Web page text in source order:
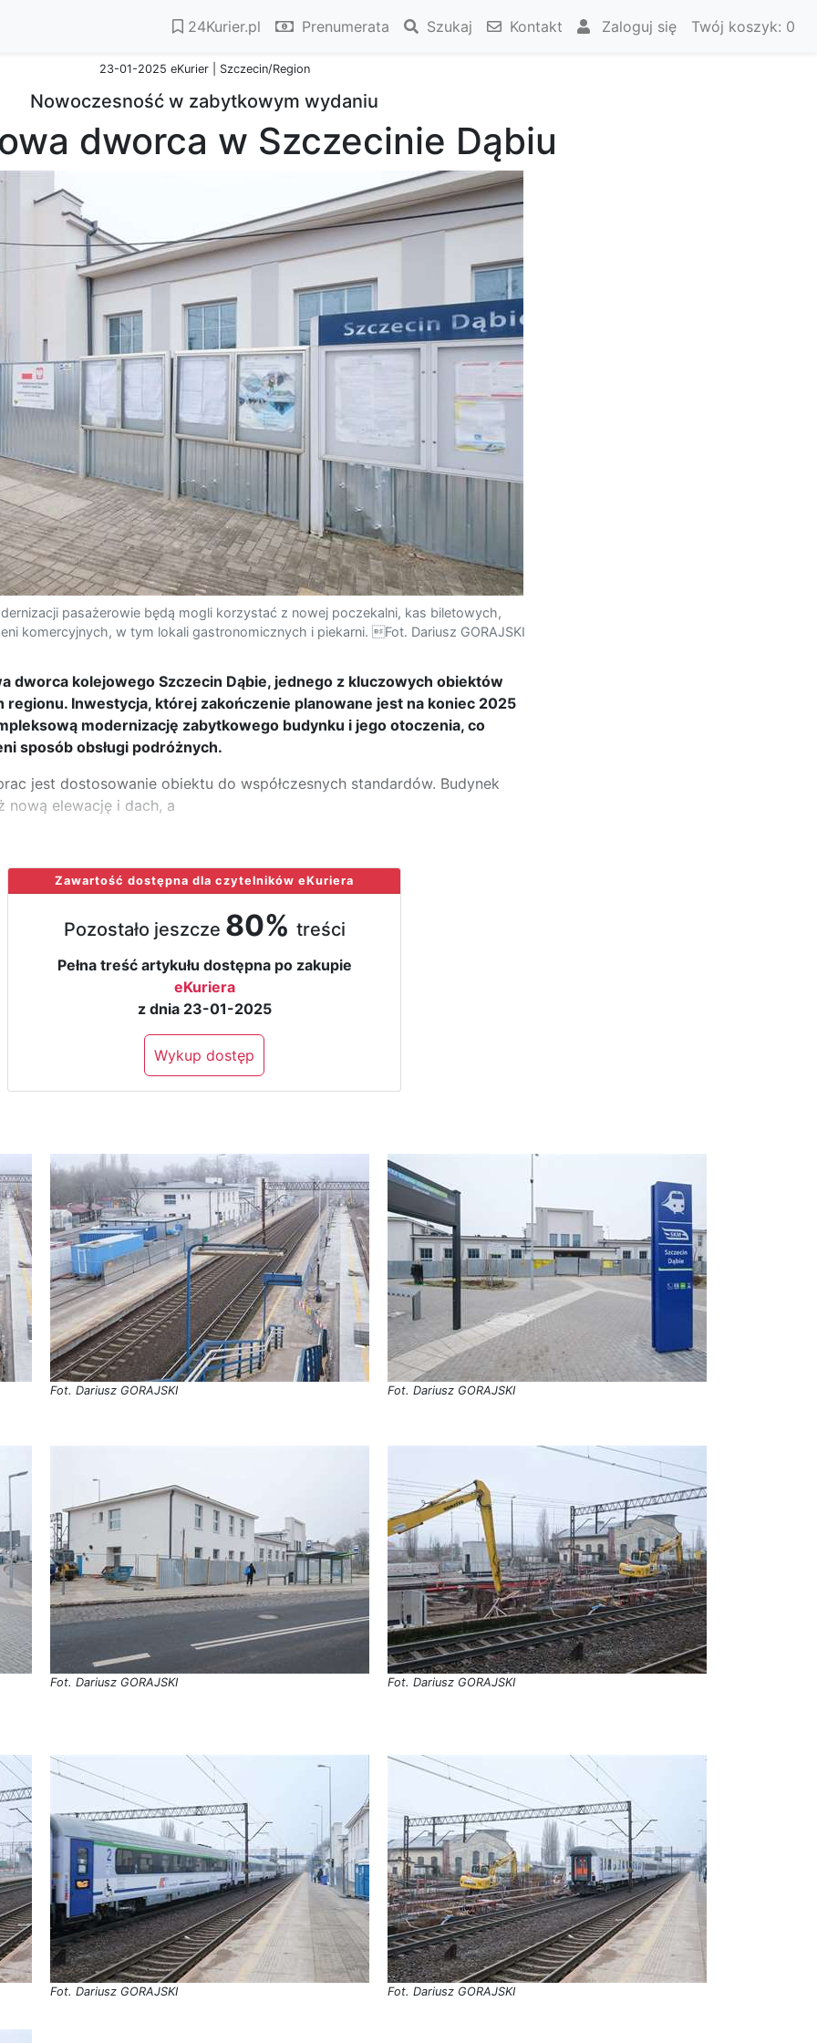
24Kurier.pl Prenumerata Szukaj Kontakt Zaloguj się Twój koszyk: 0
23-01-2025 eKurier | Szczecin/Region
Nowoczesność w zabytkowym wydaniu
dworca w Szczecinie Dąbiu
pasażerowie będą mogli korzystać z nowej poczekalni, kas biletowych,
komercyjnych, w tym lokali gastronomicznych i piekarni. Fot. Dariusz GORAJSKI
dworca kolejowego Szczecin Dąbie, jednego z kluczowych obiektów
regionu. Inwestycja, której zakończenie planowane jest na koniec 2025
modernizację zabytkowego budynku i jego otoczenia, co
sposób obsługi podróżnych.
jest dostosowanie obiektu do współczesnych standardów. Budynek
nową elewację i dach, a
Zawartość dostępna dla czytelników eKuriera
Pozostało jeszcze 80% treści
Pełna treść artykułu dostępna po zakupie
eKuriera
z dnia 23-01-2025
Wykup dostęp
Fot. Dariusz GORAJSKI Fot. Dariusz GORAJSKI
Fot. Dariusz GORAJSKI Fot. Dariusz GORAJSKI
Fot. Dariusz GORAJSKI Fot. Dariusz GORAJSKI